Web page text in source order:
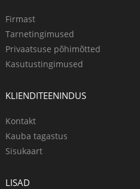
Firmast
Tarnetingimused
Privaatsuse põhimõtted
Kasutustingimused
KLIENDITEENINDUS
Kontakt
Kauba tagastus
Sisukaart
LISAD